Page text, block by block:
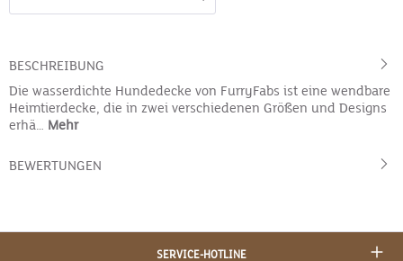
BESCHREIBUNG
Die wasserdichte Hundedecke von FurryFabs ist eine wendbare
Heimtierdecke, die in zwei verschiedenen Größen und Designs
erhä… Mehr
BEWERTUNGEN
SERVICE-HOTLINE